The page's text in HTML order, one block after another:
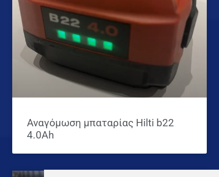
Αναγόμωση μπαταρίας Hilti b22
4.0Ah